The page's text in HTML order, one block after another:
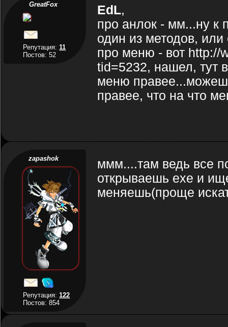
GreatFox
Репутация:11
Постов: 52
EdL,
про анлок - мм...ну к
один из методов, или
про меню - вот http://
tid=5232, нашел, тут
меню
правее, что на что
zapashok
Репутация:122
Постов: 854
ммм....там ведь все
открываешь exe и
меняешь(проще